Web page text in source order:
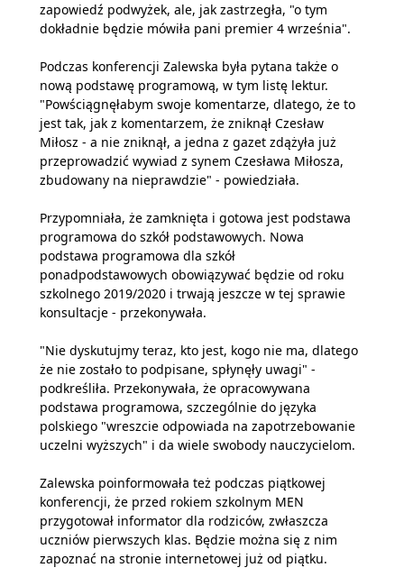
zapowiedź podwyżek, ale, jak zastrzegła, "o tym
dokładnie będzie mówiła pani premier 4 września".
Podczas konferencji Zalewska była pytana także o
nową podstawę programową, w tym listę lektur.
"Powściągnęłabym swoje komentarze, dlatego, że to
jest tak, jak z komentarzem, że zniknął Czesław
Miłosz - a nie zniknął, a jedna z gazet zdążyła już
przeprowadzić wywiad z synem Czesława Miłosza,
zbudowany na nieprawdzie" - powiedziała.
Przypomniała, że zamknięta i gotowa jest podstawa
programowa do szkół podstawowych. Nowa
podstawa programowa dla szkół
ponadpodstawowych obowiązywać będzie od roku
szkolnego 2019/2020 i trwają jeszcze w tej sprawie
konsultacje - przekonywała.
"Nie dyskutujmy teraz, kto jest, kogo nie ma, dlatego
że nie zostało to podpisane, spłynęły uwagi" -
podkreśliła. Przekonywała, że opracowywana
podstawa programowa, szczególnie do języka
polskiego "wreszcie odpowiada na zapotrzebowanie
uczelni wyższych" i da wiele swobody nauczycielom.
Zalewska poinformowała też podczas piątkowej
konferencji, że przed rokiem szkolnym MEN
przygotował informator dla rodziców, zwłaszcza
uczniów pierwszych klas. Będzie można się z nim
zapoznać na stronie internetowej już od piątku.